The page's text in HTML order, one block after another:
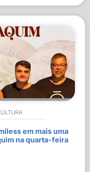
em mais uma
na quarta-feira